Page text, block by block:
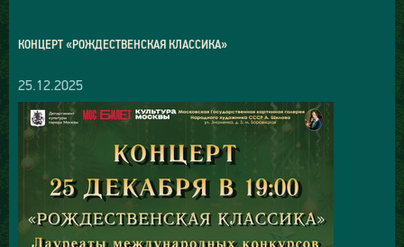
КОНЦЕРТ «РОЖДЕСТВЕНСКАЯ КЛАССИКА»
25.12.2025